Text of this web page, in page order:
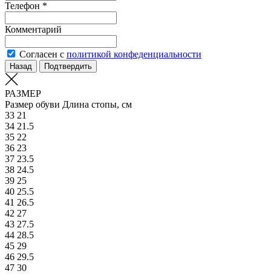
Телефон *
Комментарий
Согласен с политикой конфеденциальности
Назад Подтвердить
РАЗМЕР
Размер обуви Длина стопы, см
33 21
34 21.5
35 22
36 23
37 23.5
38 24.5
39 25
40 25.5
41 26.5
42 27
43 27.5
44 28.5
45 29
46 29.5
47 30